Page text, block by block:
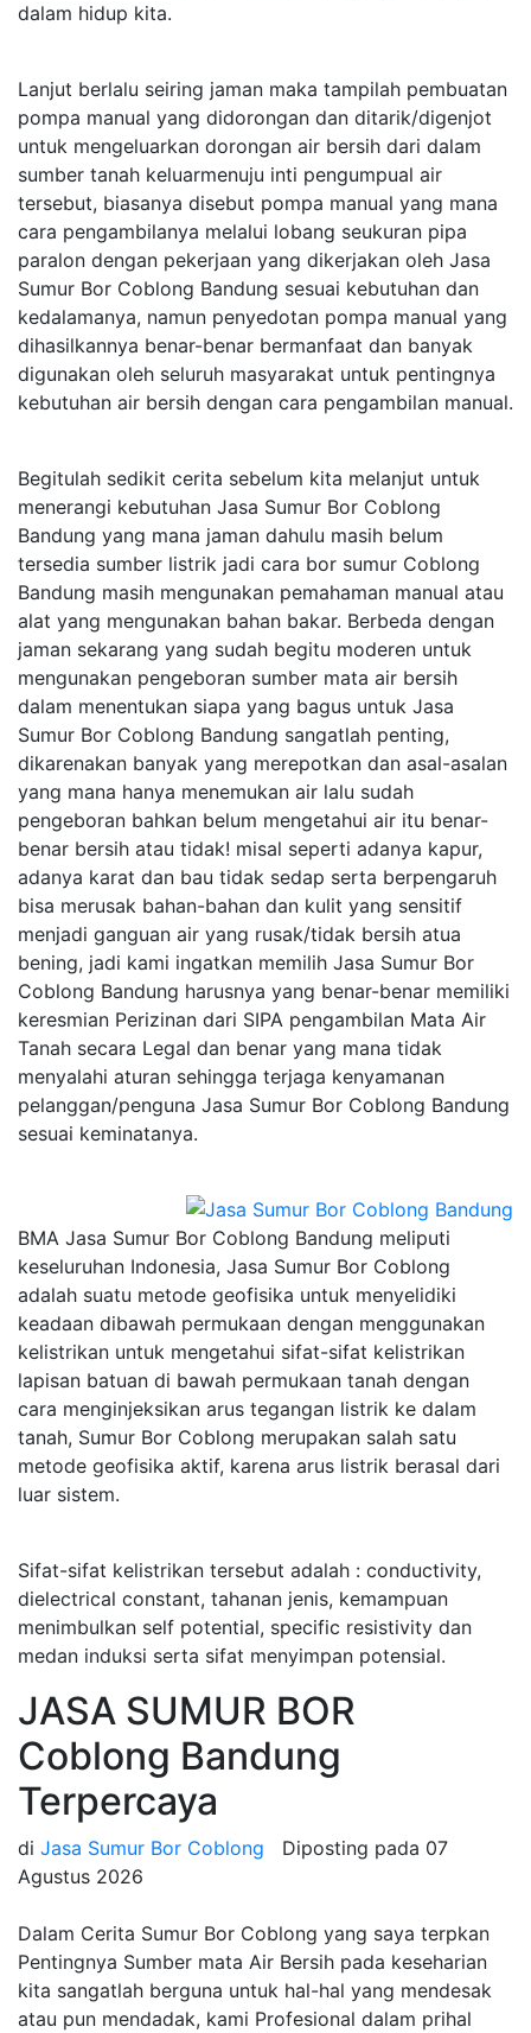
dalam hidup kita.
Lanjut berlalu seiring jaman maka tampilah pembuatan
pompa manual yang didorongan dan ditarik/digenjot
untuk mengeluarkan dorongan air bersih dari dalam
sumber tanah keluarmenuju inti pengumpual air
tersebut, biasanya disebut pompa manual yang mana
cara pengambilanya melalui lobang seukuran pipa
paralon dengan pekerjaan yang dikerjakan oleh Jasa
Sumur Bor Coblong Bandung sesuai kebutuhan dan
kedalamanya, namun penyedotan pompa manual yang
dihasilkannya benar-benar bermanfaat dan banyak
digunakan oleh seluruh masyarakat untuk pentingnya
kebutuhan air bersih dengan cara pengambilan manual.
Begitulah sedikit cerita sebelum kita melanjut untuk
menerangi kebutuhan Jasa Sumur Bor Coblong
Bandung yang mana jaman dahulu masih belum
tersedia sumber listrik jadi cara bor sumur Coblong
Bandung masih mengunakan pemahaman manual atau
alat yang mengunakan bahan bakar. Berbeda dengan
jaman sekarang yang sudah begitu moderen untuk
mengunakan pengeboran sumber mata air bersih
dalam menentukan siapa yang bagus untuk Jasa
Sumur Bor Coblong Bandung sangatlah penting,
dikarenakan banyak yang merepotkan dan asal-asalan
yang mana hanya menemukan air lalu sudah
pengeboran bahkan belum mengetahui air itu benar-
benar bersih atau tidak! misal seperti adanya kapur,
adanya karat dan bau tidak sedap serta berpengaruh
bisa merusak bahan-bahan dan kulit yang sensitif
menjadi ganguan air yang rusak/tidak bersih atua
bening, jadi kami ingatkan memilih Jasa Sumur Bor
Coblong Bandung harusnya yang benar-benar memiliki
keresmian Perizinan dari SIPA pengambilan Mata Air
Tanah secara Legal dan benar yang mana tidak
menyalahi aturan sehingga terjaga kenyamanan
pelanggan/penguna Jasa Sumur Bor Coblong Bandung
sesuai keminatanya.
BMA Jasa Sumur Bor Coblong Bandung meliputi
keseluruhan Indonesia, Jasa Sumur Bor Coblong
adalah suatu metode geofisika untuk menyelidiki
keadaan dibawah permukaan dengan menggunakan
kelistrikan untuk mengetahui sifat-sifat kelistrikan
lapisan batuan di bawah permukaan tanah dengan
cara menginjeksikan arus tegangan listrik ke dalam
tanah, Sumur Bor Coblong merupakan salah satu
metode geofisika aktif, karena arus listrik berasal dari
luar sistem.
Sifat-sifat kelistrikan tersebut adalah : conductivity,
dielectrical constant, tahanan jenis, kemampuan
menimbulkan self potential, specific resistivity dan
medan induksi serta sifat menyimpan potensial.
JASA SUMUR BOR
Coblong Bandung
Terpercaya
di Jasa Sumur Bor Coblong Diposting pada 07
Agustus 2026
Dalam Cerita Sumur Bor Coblong yang saya terpkan
Pentingnya Sumber mata Air Bersih pada keseharian
kita sangatlah berguna untuk hal-hal yang mendesak
atau pun mendadak, kami Profesional dalam prihal